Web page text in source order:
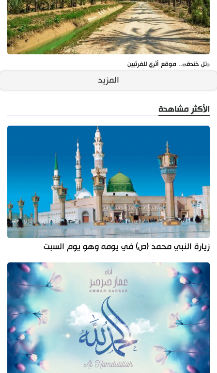
«تل خندق».. موقع أثري للفرثيين
المزيد
الأكثر مشاهدة
زيارة النبي محمد (ص) في يومه وهو يوم السبت